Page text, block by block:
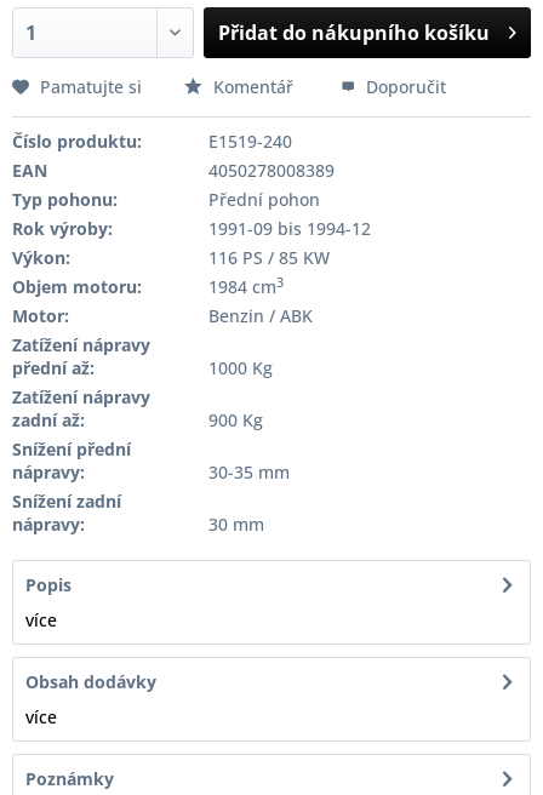
Přidat do nákupního košíku
Pamatujte si Komentář Doporučit
Číslo produktu:
E1519-240
EAN
4050278008389
Typ pohonu:
Přední pohon
Rok výroby:
1991-09 bis 1994-12
Výkon:
116 PS / 85 KW
Objem motoru:
1984 cm3
Motor:
Benzin / ABK
Zatížení nápravy
přední až:
1000 Kg
Zatížení nápravy
zadní až:
900 Kg
Snížení přední
nápravy:
30-35 mm
Snížení zadní
nápravy:
30 mm
Popis
více
Obsah dodávky
více
Poznámky